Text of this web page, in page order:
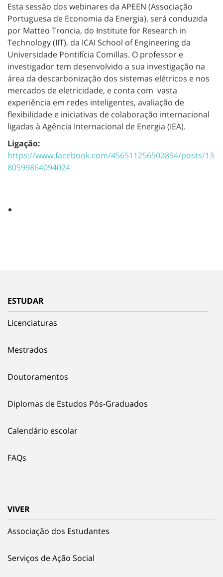
Esta sessão dos webinares da APEEN (Associação
Portuguesa de Economia da Energia), será conduzida
por Matteo Troncia, do Institute for Research in
Technology (IIT), da ICAI School of Engineering da
Universidade Pontifícia Comillas. O professor e
investigador tem desenvolvido a sua investigação na
área da descarbonização dos sistemas elétricos e nos
mercados de eletricidade, e conta com vasta
experiência em redes inteligentes, avaliação de
flexibilidade e iniciativas de colaboração internacional
ligadas à Agência Internacional de Energia (IEA).
Ligação:
https://www.facebook.com/456511256502894/posts/13
80599864094024
ESTUDAR
Licenciaturas
Mestrados
Doutoramentos
Diplomas de Estudos Pós-Graduados
Calendário escolar
FAQs
VIVER
Associação dos Estudantes
Serviços de Ação Social